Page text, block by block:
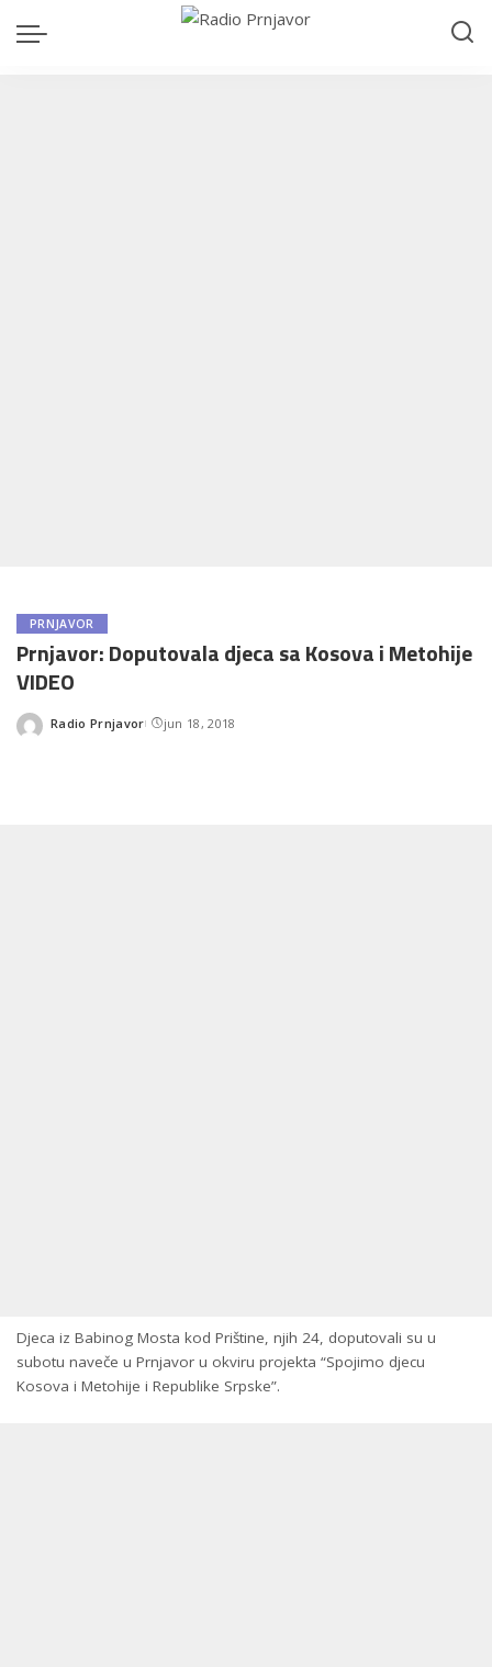
PRNJAVOR
Prnjavor: Doputovala djeca sa Kosova i Metohije
VIDEO
Posted
Radio Prnjavor jun 18, 2018
Djeca iz Babinog Mosta kod Prištine, njih 24, doputovali su u
subotu naveče u Prnjavor u okviru projekta “Spojimo djecu
Kosova i Metohije i Republike Srpske”.